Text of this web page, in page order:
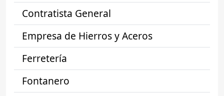
Contratista General
Empresa de Hierros y Aceros
Ferretería
Fontanero